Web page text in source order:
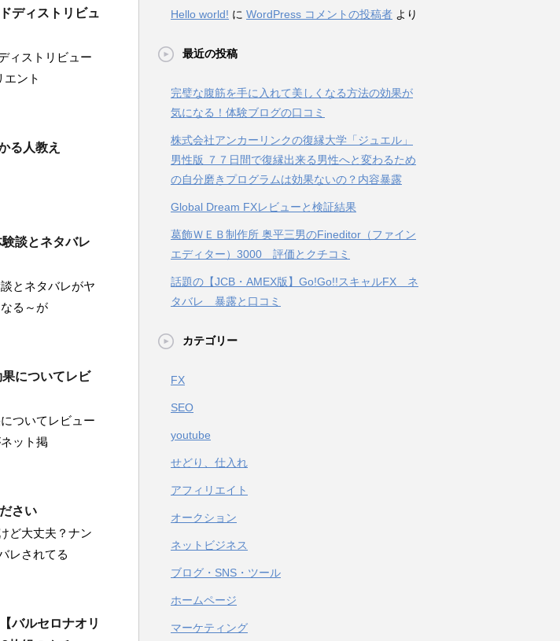
ディストリビュ
ィストリビュー
エント
る人教え
談とネタバレ
とネタバレがヤ
る～が
についてレビ
ついてレビュー
ット掲
さい
ど大丈夫？ナン
レされてる
バルセロナオリ
Hello world! に WordPress コメントの投稿者 より
最近の投稿
完璧な腹筋を手に入れて美しくなる方法の効果が
気になる！体験ブログの口コミ
株式会社アンカーリンクの復縁大学「ジュエル」
男性版 ７７日間で復縁出来る男性へと変わるため
の自分磨きプログラムは効果ないの？内容暴露
Global Dream FXレビューと検証結果
葛飾ＷＥＢ制作所 奥平三男のFineditor（ファイン
エディター）3000 評価とクチコミ
話題の【JCB・AMEX版】Go!Go!!スキャルFX ネ
タバレ 暴露と口コミ
カテゴリー
FX
SEO
youtube
せどり、仕入れ
アフィリエイト
オークション
ネットビジネス
ブログ・SNS・ツール
ホームページ
マーケティング